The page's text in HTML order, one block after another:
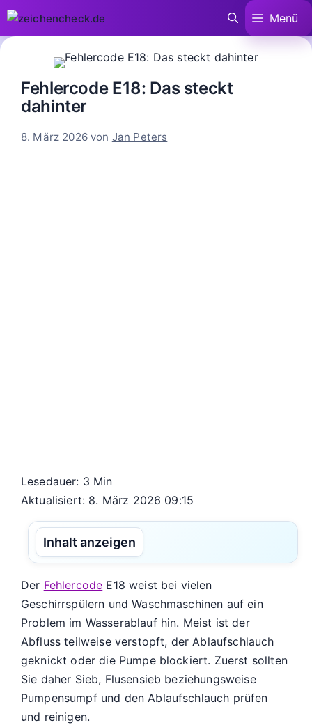
Zum
springen
Menü
Fehlercode E18: Das steckt
dahinter
8. März 2026 von Jan Peters
Lesedauer: 3 Min
Aktualisiert: 8. März 2026 09:15
Inhalt anzeigen
Der Fehlercode E18 weist bei vielen
Geschirrspülern und Waschmaschinen auf ein
Problem im Wasserablauf hin. Meist ist der
Abfluss teilweise verstopft, der Ablaufschlauch
geknickt oder die Pumpe blockiert. Zuerst sollten
Sie daher Sieb, Flusensieb beziehungsweise
Pumpensumpf und den Ablaufschlauch prüfen
und reinigen.